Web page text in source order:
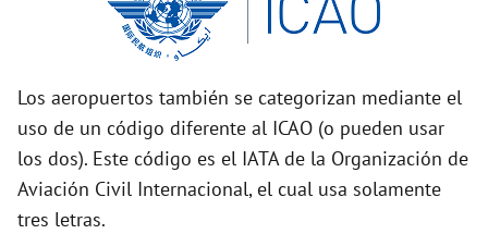
Los aeropuertos también se categorizan mediante el
uso de un código diferente al ICAO (o pueden usar
los dos). Este código es el IATA de la Organización de
Aviación Civil Internacional, el cual usa solamente
tres letras.